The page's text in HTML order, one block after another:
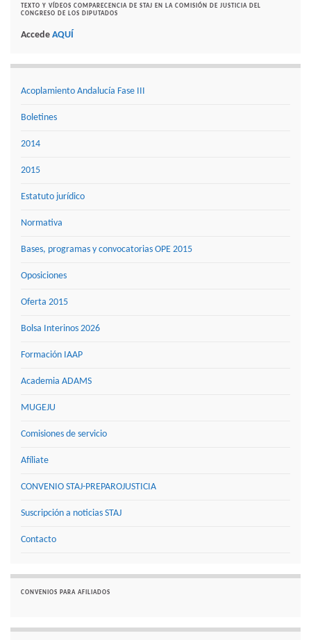
TEXTO Y VÍDEOS COMPARECENCIA DE STAJ EN LA COMISIÓN DE JUSTICIA DEL
CONGRESO DE LOS DIPUTADOS
Accede AQUÍ
Acoplamiento Andalucía Fase III
Boletines
2014
2015
Estatuto jurídico
Normativa
Bases, programas y convocatorias OPE 2015
Oposiciones
Oferta 2015
Bolsa Interinos 2026
Formación IAAP
Academia ADAMS
MUGEJU
Comisiones de servicio
Afíliate
CONVENIO STAJ-PREPAROJUSTICIA
Suscripción a noticias STAJ
Contacto
CONVENIOS PARA AFILIADOS